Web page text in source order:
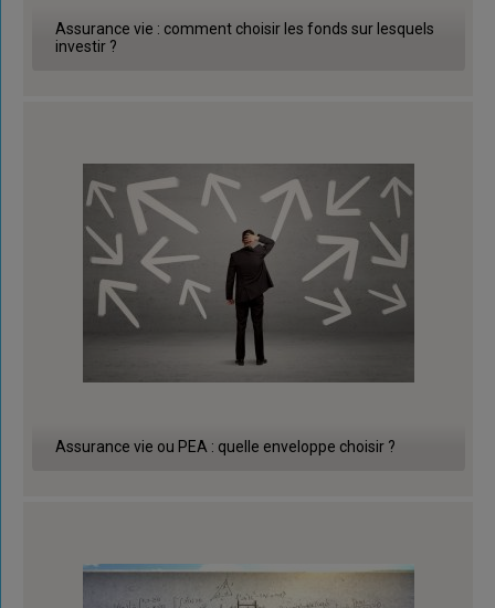
Assurance vie : comment choisir les fonds sur lesquels
investir ?
Assurance vie ou PEA : quelle enveloppe choisir ?